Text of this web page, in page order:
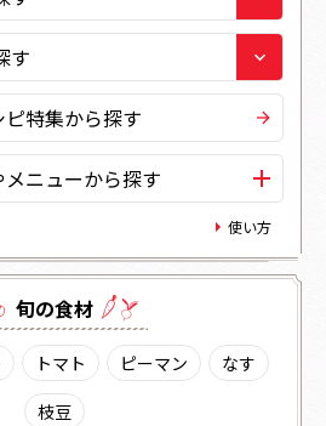
ピ特集から探す
ニューから探す
使い方
旬の⾷材
トマト ピーマン
なす
枝豆